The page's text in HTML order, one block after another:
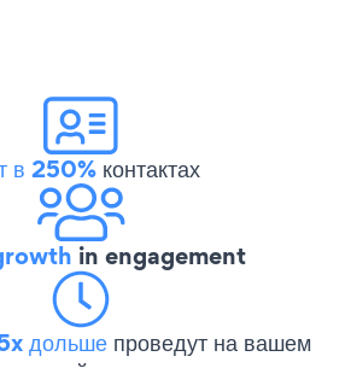
в 250%контактах
in engagement
дольше проведут на вашем